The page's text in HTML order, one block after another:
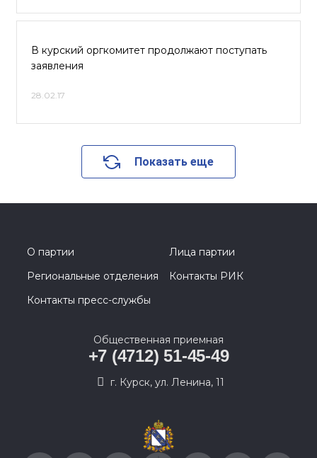
В курский оргкомитет продолжают поступать
заявления
28.02.17
Показать еще
О партии
Лица партии
Региональные отделения
Контакты РИК
Контакты пресс-службы
Общественная приемная
+7 (4712) 51-45-49
г. Курск, ул. Ленина, 11